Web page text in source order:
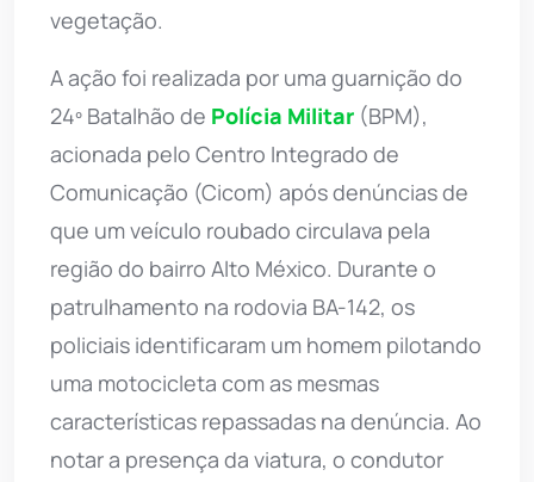
vegetação.
A ação foi realizada por uma guarnição do
24º Batalhão de Polícia Militar (BPM),
acionada pelo Centro Integrado de
Comunicação (Cicom) após denúncias de
que um veículo roubado circulava pela
região do bairro Alto México. Durante o
patrulhamento na rodovia BA-142, os
policiais identificaram um homem pilotando
uma motocicleta com as mesmas
características repassadas na denúncia. Ao
notar a presença da viatura, o condutor